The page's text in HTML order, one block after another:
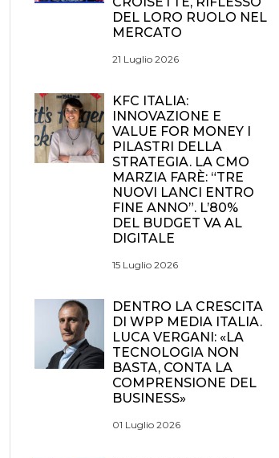
DEL LORO RUOLO NEL
MERCATO
21 Luglio 2026
KFC ITALIA:
INNOVAZIONE E
VALUE FOR MONEY I
PILASTRI DELLA
STRATEGIA. LA CMO
MARZIA FARÈ: “TRE
NUOVI LANCI ENTRO
FINE ANNO”. L’80%
DEL BUDGET VA AL
DIGITALE
15 Luglio 2026
DENTRO LA CRESCITA
DI WPP MEDIA ITALIA.
LUCA VERGANI: «LA
TECNOLOGIA NON
BASTA, CONTA LA
COMPRENSIONE DEL
BUSINESS»
01 Luglio 2026